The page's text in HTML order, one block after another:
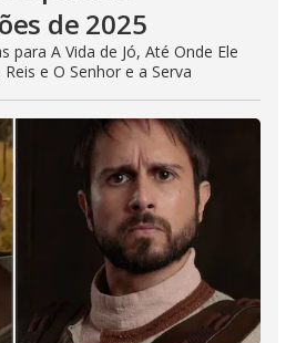
de 2025
para A Vida de Jó, Até Onde Ele
e O Senhor e a Serva